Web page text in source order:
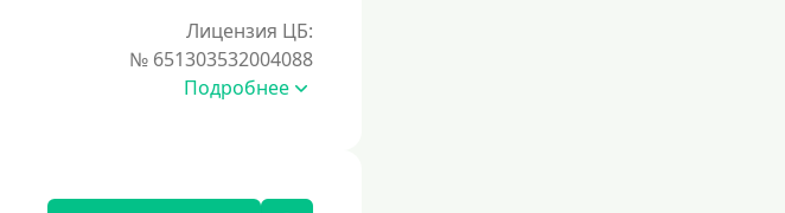
Лицензия ЦБ:
№ 651303532004088
Подробнее